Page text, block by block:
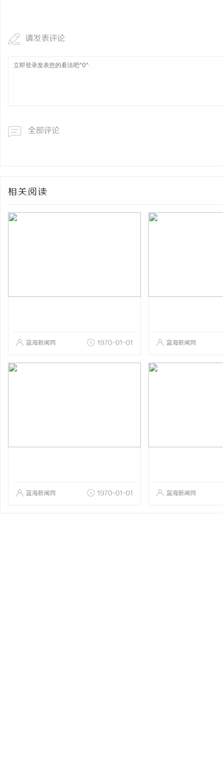
请发表评论
全部评论
相关阅读
蓝海新闻网 1970-01-01 蓝海新闻网
蓝海新闻网 1970-01-01 蓝海新闻网